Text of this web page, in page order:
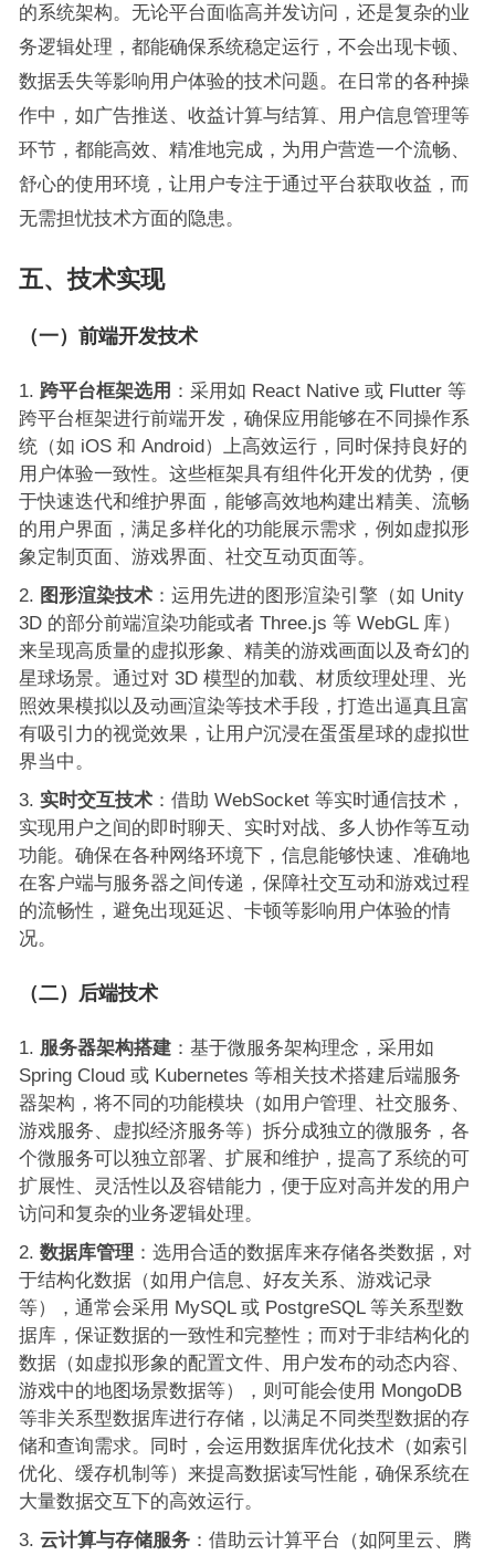
的系统架构。无论平台面临高并发访问，还是复杂的业
务逻辑处理，都能确保系统稳定运行，不会出现卡顿、
数据丢失等影响用户体验的技术问题。在日常的各种操
作中，如广告推送、收益计算与结算、用户信息管理等
环节，都能高效、精准地完成，为用户营造一个流畅、
舒心的使用环境，让用户专注于通过平台获取收益，而
无需担忧技术方面的隐患。
五、技术实现
（一）前端开发技术
跨平台框架选用 ：采用如 React Native 或 Flutter 等
跨平台框架进行前端开发，确保应用能够在不同操作系
统（如 iOS 和 Android）上高效运行，同时保持良好的
用户体验一致性。这些框架具有组件化开发的优势，便
于快速迭代和维护界面，能够高效地构建出精美、流畅
的用户界面，满足多样化的功能展示需求，例如虚拟形
象定制页面、游戏界面、社交互动页面等。
图形渲染技术：运用先进的图形渲染引擎（如 Unity
3D 的部分前端渲染功能或者 Three.js 等 WebGL 库）
来呈现高质量的虚拟形象、精美的游戏画面以及奇幻的
星球场景。通过对 3D 模型的加载、材质纹理处理、光
照效果模拟以及动画渲染等技术手段，打造出逼真且富
有吸引力的视觉效果，让用户沉浸在蛋蛋星球的虚拟世
界当中。
实时交互技术：借助 WebSocket 等实时通信技术，
实现用户之间的即时聊天、实时对战、多人协作等互动
功能。确保在各种网络环境下，信息能够快速、准确地
在客户端与服务器之间传递，保障社交互动和游戏过程
的流畅性，避免出现延迟、卡顿等影响用户体验的情
况。
（二）后端技术
服务器架构搭建：基于微服务架构理念，采用如
Spring Cloud 或 Kubernetes 等相关技术搭建后端服务
器架构，将不同的功能模块（如用户管理、社交服务、
游戏服务、虚拟经济服务等）拆分成独立的微服务，各
个微服务可以独立部署、扩展和维护，提高了系统的可
扩展性、灵活性以及容错能力，便于应对高并发的用户
访问和复杂的业务逻辑处理。
数据库管理 ：选用合适的数据库来存储各类数据，对
于结构化数据（如用户信息、好友关系、游戏记录
等），通常会采用 MySQL 或 PostgreSQL 等关系型数
据库，保证数据的一致性和完整性；而对于非结构化的
数据（如虚拟形象的配置文件、用户发布的动态内容、
游戏中的地图场景数据等），则可能会使用 MongoDB
等非关系型数据库进行存储，以满足不同类型数据的存
储和查询需求。同时，会运用数据库优化技术（如索引
优化、缓存机制等）来提高数据读写性能，确保系统在
大量数据交互下的高效运行。
云计算与存储服务：借助云计算平台（如阿里云、腾